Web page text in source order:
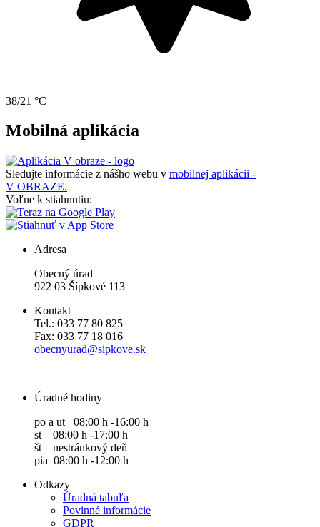
38/21 °C
Mobilná aplikácia
Sledujte informácie z nášho webu v mobilnej aplikácii -
V OBRAZE.
Voľne k stiahnutiu:
Adresa
Obecný úrad
922 03 Šípkové 113
Kontakt
Tel.: 033 77 80 825
Fax: 033 77 18 016
obecnyurad@sipkove.sk
Úradné hodiny
po a ut 08:00 h -16:00 h
st 08:00 h -17:00 h
št nestránkový deň
pia 08:00 h -12:00 h
Odkazy
Úradná tabuľa
Povinné informácie
GDPR